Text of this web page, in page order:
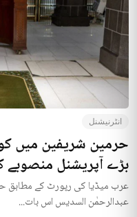
انٹرنیشنل
حرمین شریفین میں
بڑے آپریشنل منصوبے
عرب میڈیا کی رپورٹ کے مطابق
عبدالرحمٰن السدیس اس بات...